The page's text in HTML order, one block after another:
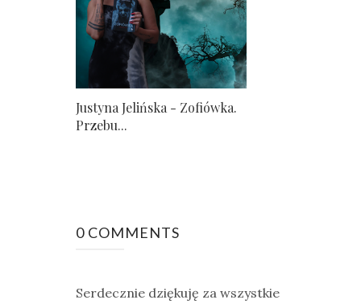
Justyna Jelińska - Zofiówka.
Przebu...
0 COMMENTS
Serdecznie dziękuję za wszystkie